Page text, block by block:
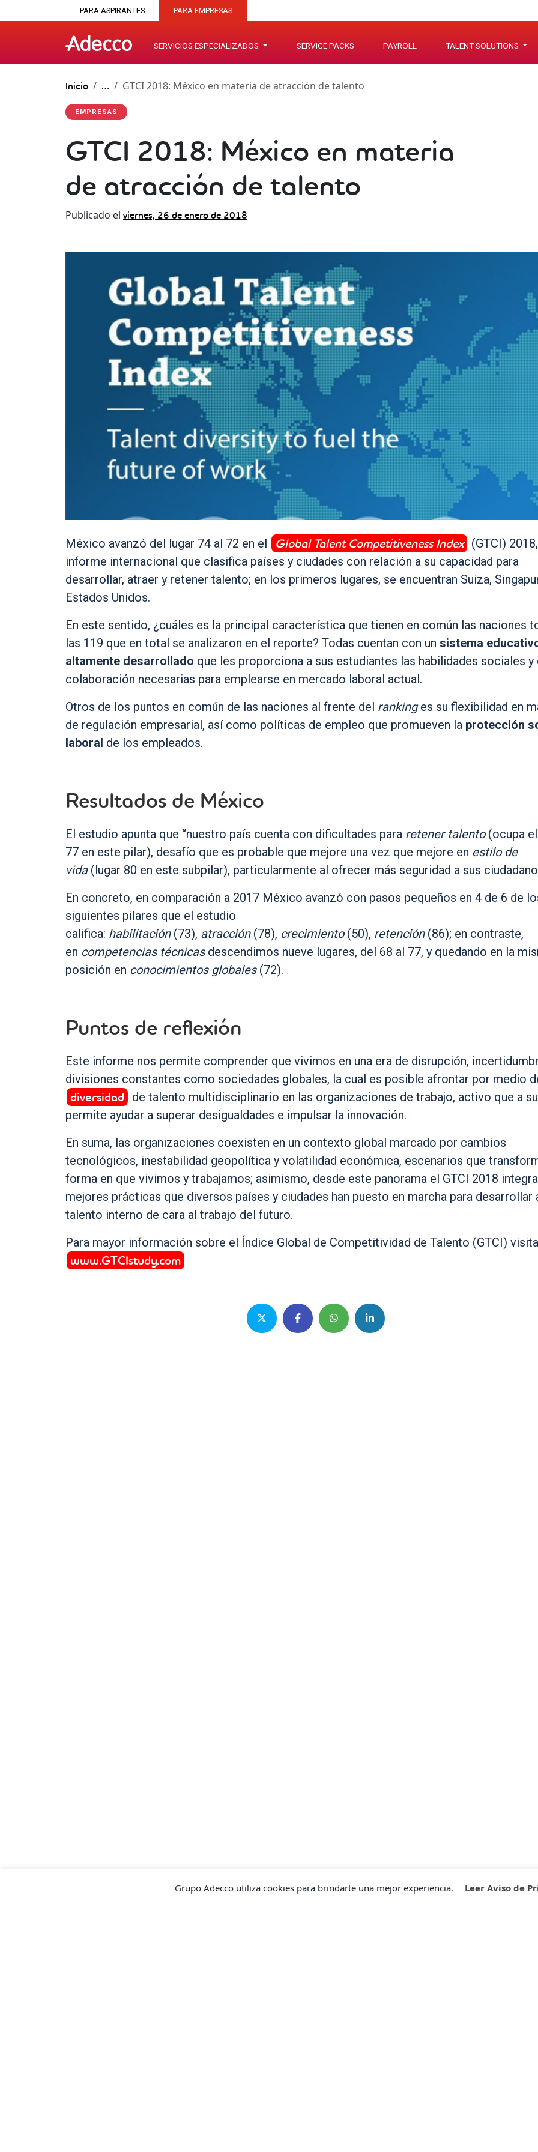
PARA ASPIRANTES PARA EMPRESAS
SERVICIOS ESPECIALIZADOS SERVICE PACKS PAYROLL TALENT SOLUTIONS
Inicio … GTCI 2018: México en materia de atracción de talento
EMPRESAS
GTCI 2018: México en materia
de atracción de talento
Publicado el viernes, 26 de enero de 2018
México avanzó del lugar 74 al 72 en el Global Talent Competitiveness Index (GTCI) 2018,
informe internacional que clasifica países y ciudades con relación a su capacidad para
desarrollar, atraer y retener talento; en los primeros lugares, se encuentran Suiza,
Estados Unidos.
En este sentido, ¿cuáles es la principal característica que tienen en común las naciones
las 119 que en total se analizaron en el reporte? Todas cuentan con un sistema
altamente desarrollado que les proporciona a sus estudiantes las habilidades sociales y
colaboración necesarias para emplearse en mercado laboral actual.
Otros de los puntos en común de las naciones al frente del rankinges su flexibilidad en
de regulación empresarial, así como políticas de empleo que promueven la protección
laboral de los empleados.
Resultados de México
El estudio apunta que “nuestro país cuenta con dificultades para retener talento (ocupa
77 en este pilar), desafío que es probable que mejore una vez que mejore en estilo de
vida (lugar 80 en este subpilar), particularmente al ofrecer más seguridad a sus
En concreto, en comparación a 2017 México avanzó con pasos pequeños en 4 de 6 de
siguientes pilares que el estudio
califica: habilitación(73), atracción(78), crecimiento(50), retención(86); en contraste,
en competencias técnicasdescendimos nueve lugares, del 68 al 77, y quedando en la
posición en conocimientos globales(72).
Puntos de reflexión
Este informe nos permite comprender que vivimos en una era de disrupción,
divisiones constantes como sociedades globales, la cual es posible afrontar por medio
diversidad
de talento multidisciplinario en las organizaciones de trabajo, activo que a
permite ayudar a superar desigualdades e impulsar la innovación.
En suma, las organizaciones coexisten en un contexto global marcado por cambios
tecnológicos, inestabilidad geopolítica y volatilidad económica, escenarios que
forma en que vivimos y trabajamos; asimismo, desde este panorama el GTCI 2018
mejores prácticas que diversos países y ciudades han puesto en marcha para desarrollar
talento interno de cara al trabajo del futuro.
Para mayor información sobre el Índice Global de Competitividad de Talento (GTCI)
www.GTCIstudy.com
Grupo Adecco utiliza cookies para brindarte una mejor experiencia. Leer Aviso de